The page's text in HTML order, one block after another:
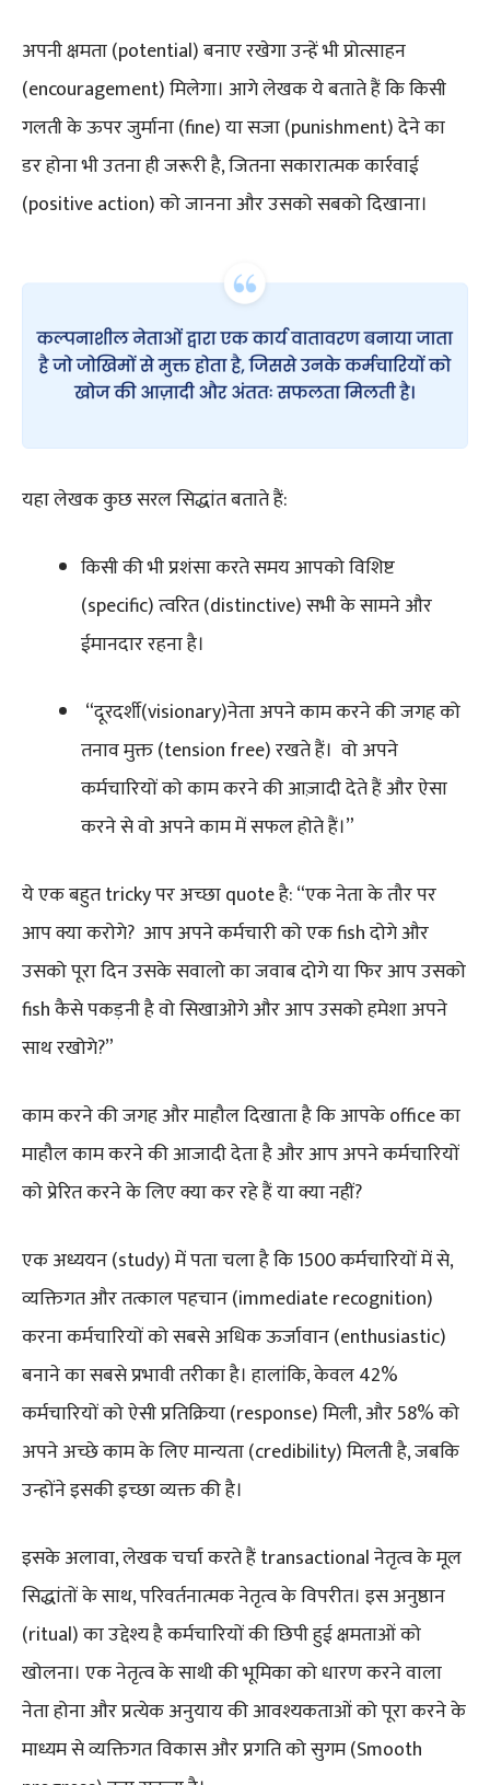
अपनी क्षमता (potential) बनाए रखेगा उन्हें भी प्रोत्साहन
(encouragement) मिलेगा। आगे लेखक ये बताते हैं कि किसी
गलती के ऊपर जुर्माना (fine) या सजा (punishment) देने का
डर होना भी उतना ही जरूरी है, जितना सकारात्मक कार्रवाई
(positive action) को जानना और उसको सबको दिखाना।
यहा लेखक कुछ सरल सिद्धांत बताते हैं:
किसी की भी प्रशंसा करते समय आपको विशिष्ट
(specific) त्वरित (distinctive) सभी के सामने और
ईमानदार रहना है।
“दूरदर्शी(visionary)नेता अपने काम करने की जगह को
तनाव मुक्त (tension free) रखते हैं। वो अपने
कर्मचारियों को काम करने की आज़ादी देते हैं और ऐसा
करने से वो अपने काम में सफल होते हैं।”
ये एक बहुत tricky पर अच्छा quote है: “एक नेता के तौर पर
आप क्या करोगे? आप अपने कर्मचारी को एक fish दोगे और
उसको पूरा दिन उसके सवालो का जवाब दोगे या फिर आप उसको
fish कैसे पकड़नी है वो सिखाओगे और आप उसको हमेशा अपने
साथ रखोगे?”
काम करने की जगह और माहौल दिखाता है कि आपके office का
माहौल काम करने की आजादी देता है और आप अपने कर्मचारियों
को प्रेरित करने के लिए क्या कर रहे हैं या क्या नहीं?
एक अध्ययन (study) में पता चला है कि 1500 कर्मचारियों में से,
व्यक्तिगत और तत्काल पहचान (immediate recognition)
करना कर्मचारियों को सबसे अधिक ऊर्जावान (enthusiastic)
बनाने का सबसे प्रभावी तरीका है। हालांकि, केवल 42%
कर्मचारियों को ऐसी प्रतिक्रिया (response) मिली, और 58% को
अपने अच्छे काम के लिए मान्यता (credibility) मिलती है, जबकि
उन्होंने इसकी इच्छा व्यक्त की है।
इसके अलावा, लेखक चर्चा करते हैं transactional नेतृत्व के मूल
सिद्धांतों के साथ, परिवर्तनात्मक नेतृत्व के विपरीत। इस अनुष्ठान
(ritual) का उद्देश्य है कर्मचारियों की छिपी हुई क्षमताओं को
खोलना। एक नेतृत्व के साथी की भूमिका को धारण करने वाला
नेता होना और प्रत्येक अनुयाय की आवश्यकताओं को पूरा करने के
माध्यम से व्यक्तिगत विकास और प्रगति को सुगम (Smooth